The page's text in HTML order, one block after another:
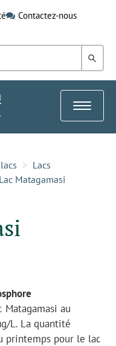
Contactez-nous
dans
Toggle
Lacs
Lac Matagamasi
Matagamasi au
L. La quantité
printemps pour le lac